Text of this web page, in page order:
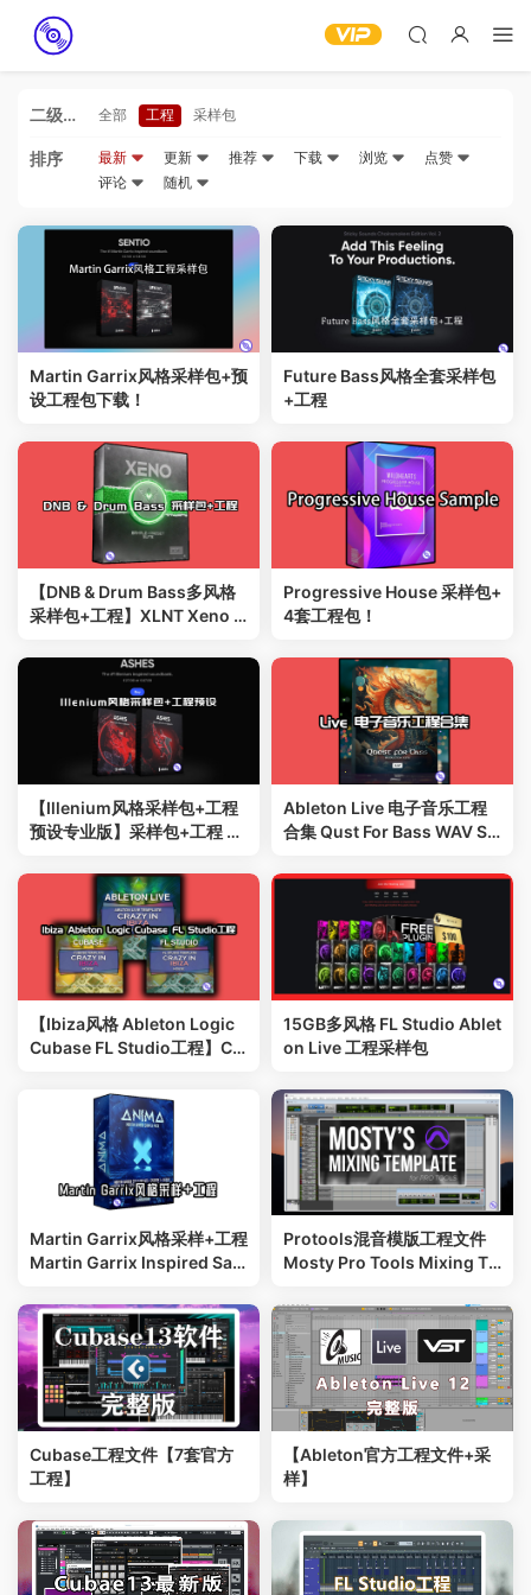
二级分
全部 工程 采样包
排序 最新 更新 推荐 下载 浏览
点赞
评论
随机
Martin Garrix风格采样包+预
设工程包下载！
Future Bass风格全套采样包
+工程
【DNB & Drum Bass多风格
采样包+工程】XLNT Xeno E
完整版
Progressive House 采样包+
4套工程包！
【Illenium风格采样包+工程
预设专业版】采样包+工程 Sa
Ableton Live 电子音乐工程
合集 Qust For Bass WAV Se
【Ibiza风格 Ableton Logic
Cubase FL Studio工程】Cr
15GB多风格 FL Studio Ablet
on Live 工程采样包
Martin Garrix风格采样+工程
Martin Garrix Inspired Sam
Protools混音模版工程文件
Mosty Pro Tools Mixing Te
Cubase工程文件【7套官方
工程】
【Ableton官方工程文件+采
样】